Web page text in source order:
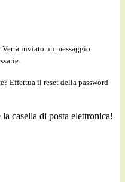
Verrà inviato un messaggio
Effettua il reset della password
casella di posta elettronica!